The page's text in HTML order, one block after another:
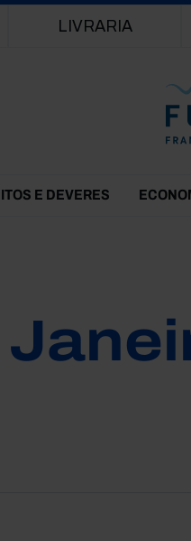
LIVRARIA
E DEVERES